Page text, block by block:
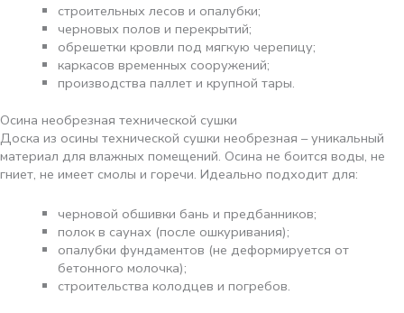
строительных лесов и опалубки;
черновых полов и перекрытий;
обрешетки кровли под мягкую черепицу;
каркасов временных сооружений;
производства паллет и крупной тары.
Осина необрезная технической сушки
Доска из осины технической сушки необрезная – уникальный
материал для влажных помещений. Осина не боится воды, не
гниет, не имеет смолы и горечи. Идеально подходит для:
черновой обшивки бань и предбанников;
полок в саунах (после ошкуривания);
опалубки фундаментов (не деформируется от
бетонного молочка);
строительства колодцев и погребов.